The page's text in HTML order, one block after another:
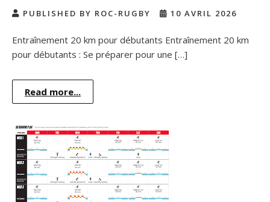
PUBLISHED BY ROC-RUGBY 10 AVRIL 2026
Entraînement 20 km pour débutants Entraînement 20 km
pour débutants : Se préparer pour une […]
Read more...